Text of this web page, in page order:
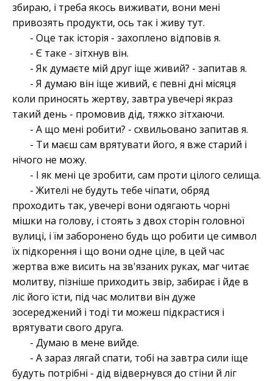
збираю, і треба якось виживати, вони мені
привозять продукти, ось так і живу тут.
- Оце так історія - захоплено відповів я.
- Є таке - зітхнув він.
- Як думаєте мій друг іще живий? - запитав я.
- Я думаю він іще живий, є певні дні місяця
коли приносять жертву, завтра увечері якраз
такий день - промовив дід, тяжко зітхаючи.
- А що мені робити? - схвильовано запитав я.
- Ти маєш сам врятувати його, я вже старий і
нічого не можу.
- І як мені це зробити, сам проти цілого селища.
- Жителі не будуть тебе чіпати, обряд
проходить так, увечері вони одягають чорні
мішки на голову, і стоять з двох сторін головної
вулиці, і їм заборонено будь що робити це символ
їх підкорення і що вони одне ціле, в цей час
жертва вже висить на зв'язаних руках, маг читає
молитву, пізніше приходить звір, забирає і йде в
ліс його їсти, під час молитви він дуже
зосереджений і тоді ти можеш підкрастися і
врятувати свого друга.
- Думаю в мене вийде.
- А зараз лягай спати, тобі на завтра сили іще
будуть потрібні - дід відвернувся до стіни й ліг